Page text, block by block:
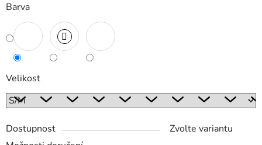
Barva
Velikost
Dostupnost
Zvolte variantu